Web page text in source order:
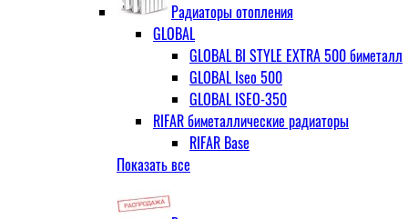
Радиаторы отопления
GLOBAL
GLOBAL BI STYLE EXTRA 500 биметалл
GLOBAL Iseo 500
GLOBAL ISEO-350
RIFAR биметаллические радиаторы
RIFAR Base
Показать все